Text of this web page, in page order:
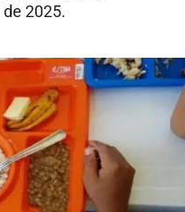
2025.